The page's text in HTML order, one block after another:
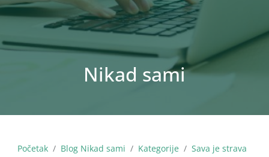
Nikad sami
Početak Blog Nikad sami Kategorije Sava je strava